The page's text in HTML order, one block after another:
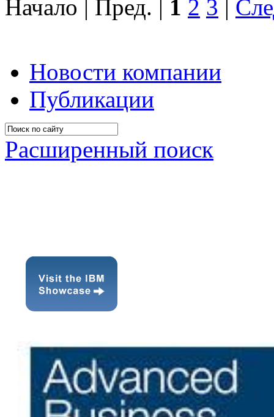
Начало | Пред. | 1 2 3
Новости компании
Публикации
Расширенный поиск